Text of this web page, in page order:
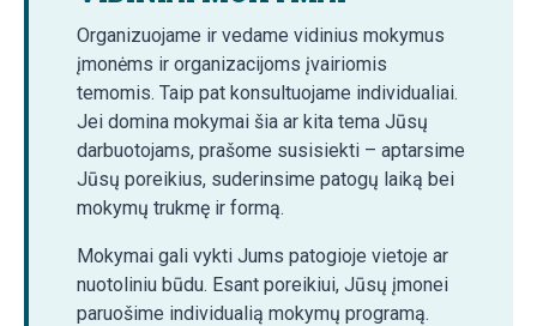
Organizuojame ir vedame vidinius mokymus
įmonėms ir organizacijoms įvairiomis
temomis. Taip pat konsultuojame individualiai.
Jei domina mokymai šia ar kita tema Jūsų
darbuotojams, prašome susisiekti – aptarsime
Jūsų poreikius, suderinsime patogų laiką bei
mokymų trukmę ir formą.
Mokymai gali vykti Jums patogioje vietoje ar
nuotoliniu būdu. Esant poreikiui, Jūsų įmonei
paruošime individualią mokymų programą.